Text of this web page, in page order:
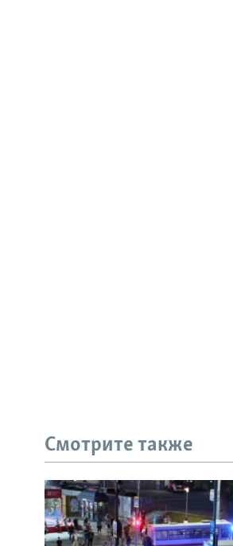
Смотрите также